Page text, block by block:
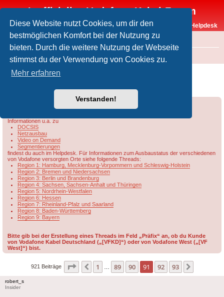
Diese Website nutzt Cookies, um dir den
bestmöglichen Komfort bei der Nutzung zu
bieten. Durch die weitere Nutzung der Webseite
stimmst du der Verwendung von Cookies zu.
Mehr erfahren
Verstanden!
Inoffizielles Vodafone-Kabel-Forum
Vodafone-Kabel-Helpdesk
FAQ
Foren-Übersicht Rund um Vodafone / Aktuelles
Übersicht & Ausbaustand der Vodafone-
Informationen u.a. zu
DOCSIS
Netzausbau
Video on Demand
Segmentierungen
findest du auch im Helpdesk. Für Informationen zum Ausbaustatus der verschiedenen
von Vodafone versorgten Orte siehe folgende Threads:
Region 1: Hamburg, Mecklenburg-Vorpommern und Schleswig-Holstein
Region 2: Bremen und Niedersachsen
Region 3: Berlin und Brandenburg
Region 4: Sachsen, Sachsen-Anhalt und Thüringen
Region 5: Nordrhein-Westfalen
Region 6: Hessen
Region 7: Rheinland-Pfalz und Saarland
Region 8: Baden-Württemberg
Region 9: Bayern
Bitte gib bei der Erstellung eines Threads im Feld „Präfix“ an, ob du Kunde
von Vodafone Kabel Deutschland („[VFKD]“) oder von Vodafone West („[VF
West]“) bist.
921 Beiträge Seite 91 von93
Vorherige
1 89 90 91 92 93
robert_s
Insider